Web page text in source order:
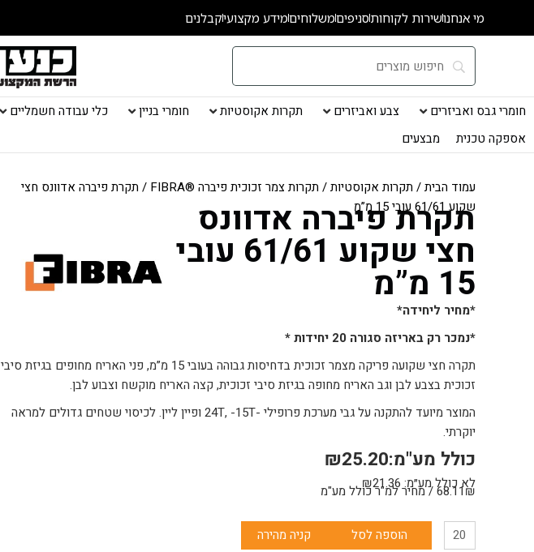
מי אנחנושירות לקוחותסניפיםמשלוחיםמידע מקצועיקבלנים
חומרי גבס ואביזרים צבע ואביזרים תקרות אקוסטיות חומרי בניין כלי עבודה חשמליים
אספקה טכנית
מבצעים
עמוד הבית/ תקרות אקוסטיות/ תקרות צמר זכוכית פיברה ®FIBRA
/ תקרת פיברה אדוונס חצי
שקוע 61/61 עובי 15 מ”מ
תקרת פיברה אדוונס
חצי שקוע 61/61 עובי
15 מ”מ
*מחיר ליחידה*
*נמכר רק באריזה סגורה 20 יחידות *
תקרה חצי שקועה פריקה מצמר זכוכית בדחיסות גבוהה בעובי 15 מ”מ, פני האריח מחופים בגיזת סיבי
זכוכית בצבע לבן וגב האריח מחופה בגיזת סיבי זכוכית, קצה האריח מוקשח וצבוע לבן.
המוצר מיועד להתקנה על גבי מערכת פרופילי -24T, -15T ופיין ליין. לכיסוי שטחים גדולים למראה
יוקרתי.
₪25.20כולל מע"מ:
לא כולל מע״מ: ₪21.36
68.11₪ / מחיר למ"ר כולל מע"מ
כמות
של
הוספה לסל קניה מהירה